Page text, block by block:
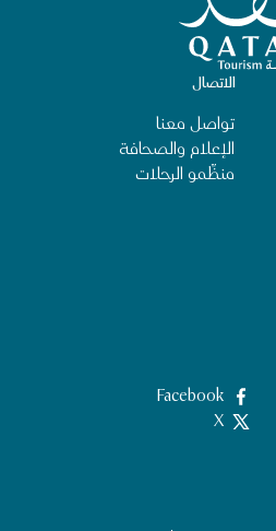
‎Facebook‏
X
الاتصال
تواصل معنا
الإعلام والصحافة
منظِّمو الرحلات